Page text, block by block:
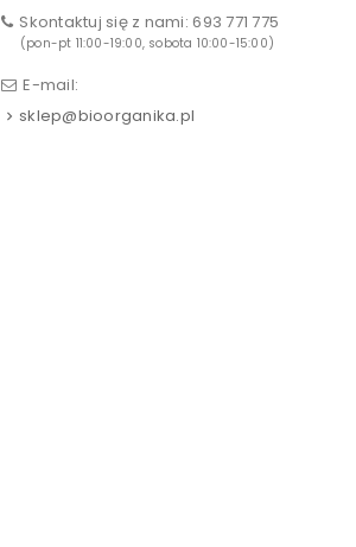
Skontaktuj się z nami:693 771 775
(pon-pt 11:00-19:00, sobota 10:00-15:00)
E-mail:
sklep@bioorganika.pl